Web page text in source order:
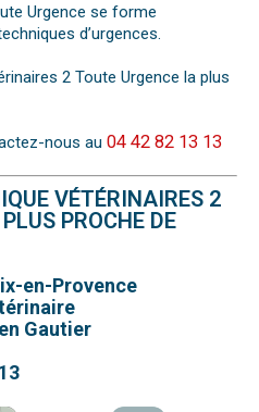
Urgence se forme
d’urgences.
2 Toute Urgence la plus
nous au 04 42 82 13 13
VÉTÉRINAIRES 2
PROCHE DE
en-Provence
Gautier